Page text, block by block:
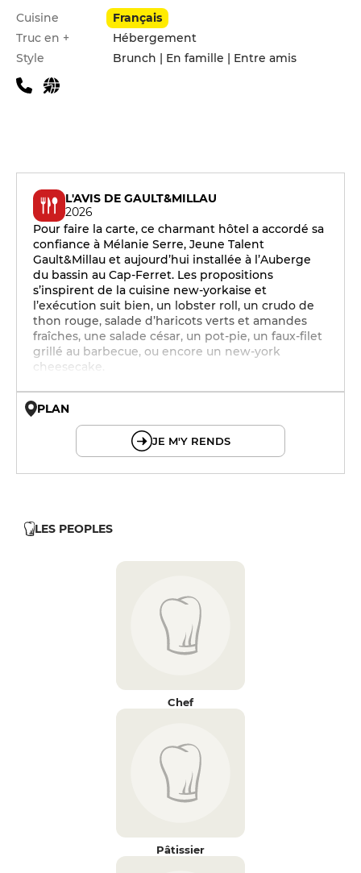
Infos pratiques
Cuisine
Français
Truc en +
Hébergement
Style
Brunch | En famille | Entre amis
L'AVIS DE GAULT&MILLAU
2026
Pour faire la carte, ce charmant hôtel a accordé sa
confiance à Mélanie Serre, Jeune Talent
Gault&Millau et aujourd’hui installée à l’Auberge
du bassin au Cap-Ferret. Les propositions
s’inspirent de la cuisine new-yorkaise et
l’exécution suit bien, un lobster roll, un crudo de
thon rouge, salade d’haricots verts et amandes
fraîches, une salade césar, un pot-pie, un faux-filet
grillé au barbecue, ou encore un new-york
cheesecake.
PLAN
JE M'Y RENDS
LES PEOPLES
Chef
Pâtissier